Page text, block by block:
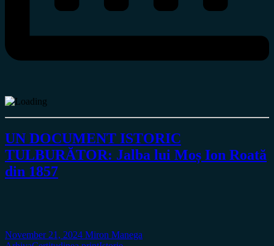
UN DOCUMENT ISTORIC
TULBURĂTOR: Jalba lui Moș Ion Roată
din 1857
November 21, 2024 Miron Manega